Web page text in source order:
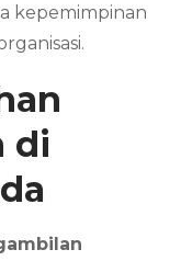
kepemimpinan
di